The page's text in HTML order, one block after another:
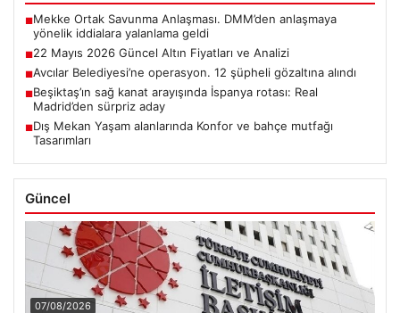
■Mekke Ortak Savunma Anlaşması. DMM’den anlaşmaya
yönelik iddialara yalanlama geldi
■22 Mayıs 2026 Güncel Altın Fiyatları ve Analizi
■Avcılar Belediyesi’ne operasyon. 12 şüpheli gözaltına alındı
■Beşiktaş’ın sağ kanat arayışında İspanya rotası: Real
Madrid’den sürpriz aday
■Dış Mekan Yaşam alanlarında Konfor ve bahçe mutfağı
Tasarımları
Güncel
07/08/2026